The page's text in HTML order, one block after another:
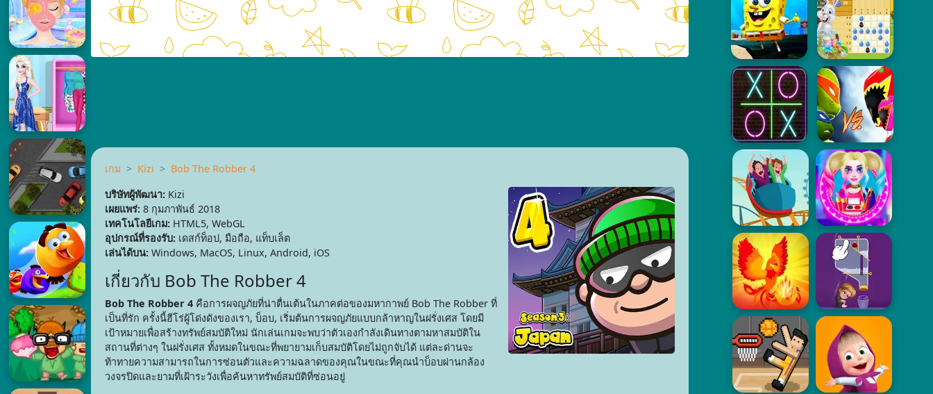
เกม Kizi
Bob The Robber 4
บริษัทผู้พัฒนา:Kizi
เผยแพร่:8 กุมภาพันธ์ 2018
เทคโนโลยีเกม:HTML5, WebGL
อุปกรณ์ที่รองรับ:เดสก์ท็อป, มือถือ, แท็บเล็ต
เล่นได้บน:Windows, MacOS, Linux, Android, iOS
เกี่ยวกับ Bob The Robber 4
Bob The Robber 4คือการผจญภัยที่น่าตื่นเต้นในภาคต่อของมหากาพย์ Bob The Robber ที่
เป็นที่รัก ครั้งนี้ฮีโร่ผู้โด่งดังของเรา, บ็อบ, เริ่มต้นการผจญภัยแบบกล้าหาญในฝรั่งเศส โดยมี
เป้าหมายเพื่อสร้างทรัพย์สมบัติใหม่ นักเล่นเกมจะพบว่าตัวเองกำลังเดินทางตามหาสมบัติใน
สถานที่ต่างๆ ในฝรั่งเศส ทั้งหมดในขณะที่พยายามเก็บสมบัติโดยไม่ถูกจับได้ แต่ละด่านจะ
ท้าทายความสามารถในการซ่อนตัวและความฉลาดของคุณในขณะที่คุณนำบ็อบผ่านกล้อง
วงจรปิดและยามที่เฝ้าระวังเพื่อค้นหาทรัพย์สมบัติที่ซ่อนอยู่